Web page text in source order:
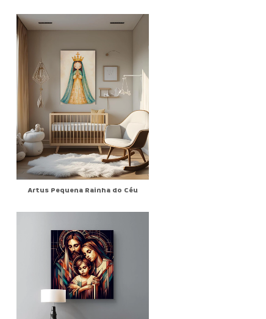
Artus Pequena Rainha do Céu